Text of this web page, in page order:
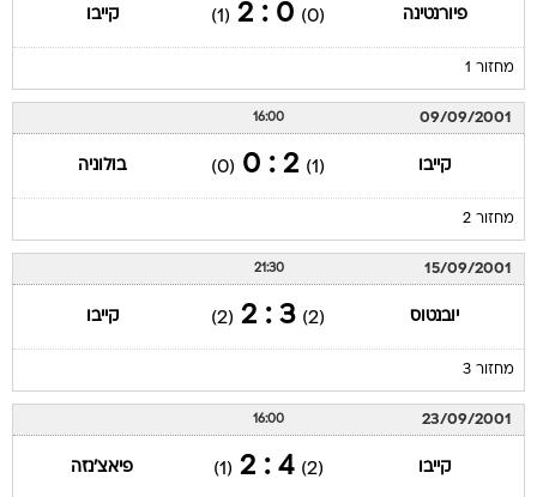
פיורנטינה (0)
0 : 2
(1) קייבו
מחזור 1
09/09/2001
16:00
קייבו (1)
2 : 0
(0) בולוניה
מחזור 2
15/09/2001
21:30
יובנטוס (2)
3 : 2
(2) קייבו
מחזור 3
23/09/2001
16:00
קייבו (2)
4 : 2
(1) פיאצ'נזה